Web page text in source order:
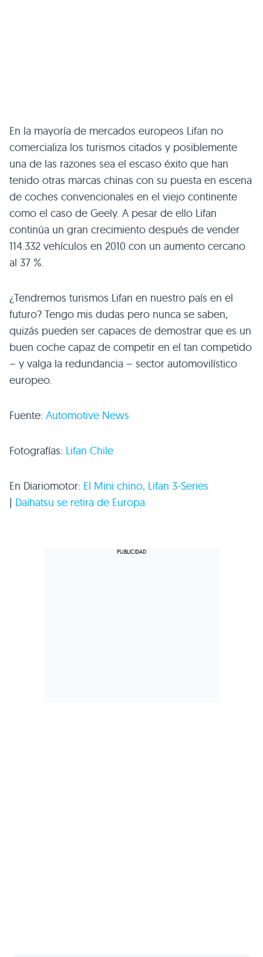
En la mayoría de mercados europeos Lifan no
comercializa los turismos citados y posiblemente
una de las razones sea el escaso éxito que han
tenido otras marcas chinas con su puesta en escena
de coches convencionales en el viejo continente
como el caso de Geely. A pesar de ello Lifan
continúa un gran crecimiento después de vender
114.332 vehículos en 2010 con un aumento cercano
al 37 %.
¿Tendremos turismos Lifan en nuestro país en el
futuro? Tengo mis dudas pero nunca se saben,
quizás pueden ser capaces de demostrar que es un
buen coche capaz de competir en el tan competido
– y valga la redundancia – sector automovilístico
europeo.
Fuente: Automotive News
Fotografías: Lifan Chile
En Diariomotor: El Mini chino, Lifan 3-Series
| Daihatsu se retira de Europa